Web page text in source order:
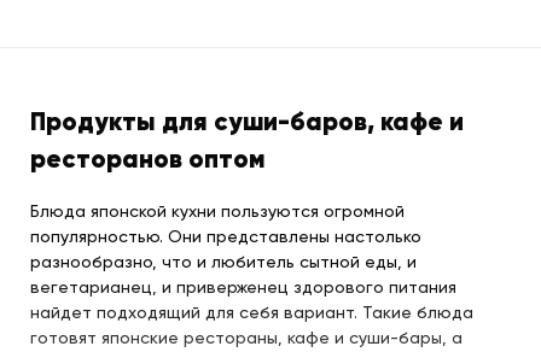
Продукты для суши-баров, кафе и
ресторанов оптом
Блюда японской кухни пользуются огромной
популярностью. Они представлены настолько
разнообразно, что и любитель сытной еды, и
вегетарианец, и приверженец здорового питания
найдет подходящий для себя вариант. Такие блюда
готовят японские рестораны, кафе и суши-бары, а